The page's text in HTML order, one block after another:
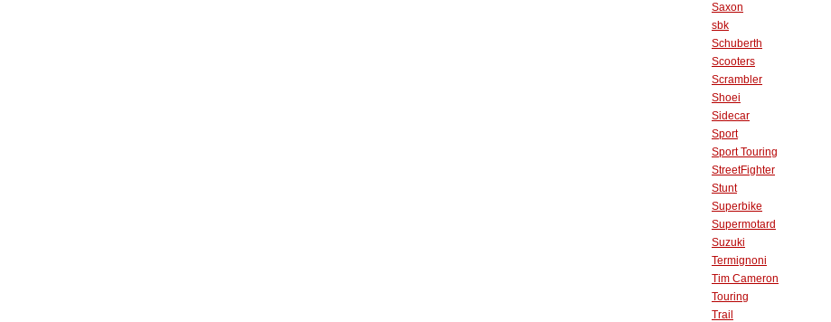
Saxon
sbk
Schuberth
Scooters
Scrambler
Shoei
Sidecar
Sport
Sport Touring
StreetFighter
Stunt
Superbike
Supermotard
Suzuki
Termignoni
Tim Cameron
Touring
Trail